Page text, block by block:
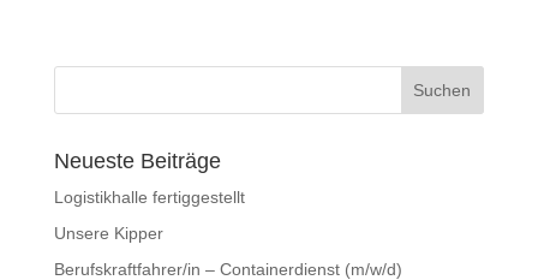
Neueste Beiträge
Logistikhalle fertiggestellt
Unsere Kipper
Berufskraftfahrer/in – Containerdienst (m/w/d)